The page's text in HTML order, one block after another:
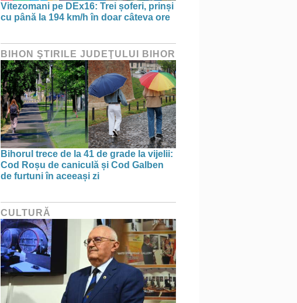
Vitezomani pe DEx16: Trei șoferi, prinși
cu până la 194 km/h în doar câteva ore
BIHON ŞTIRILE JUDEŢULUI BIHOR
Bihorul trece de la 41 de grade la vijelii:
Cod Roșu de caniculă și Cod Galben
de furtuni în aceeași zi
CULTURĂ